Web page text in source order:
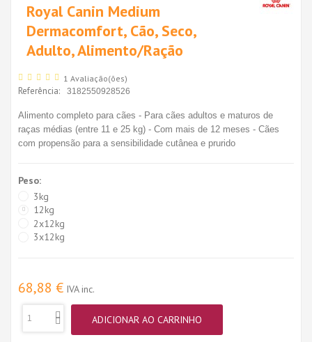
Royal Canin Medium
Dermacomfort, Cão, Seco,
Adulto, Alimento/Ração
1 Avaliação(ões)
Referência: 3182550928526
Alimento completo para cães - Para cães adultos e maturos de
raças médias (entre 11 e 25 kg) - Com mais de 12 meses - Cães
com propensão para a sensibilidade cutânea e prurido
Peso:
3kg
12kg
2x12kg
3x12kg
68,88 € IVA inc.
ADICIONAR AO CARRINHO